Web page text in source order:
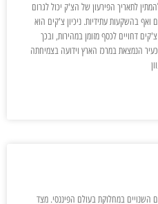
לתאריך הפירעון של הצ'ק יכול לגרום
ואף בהשקעות עתידיות. ניכיון צ'קים הוא
דחויים לכסף מזומן במהירות, ובכך
הנמצאת במרכז הארץ וידועה בצמיחתה
השנויים במחלוקת בעולם הפיננסי. מצד